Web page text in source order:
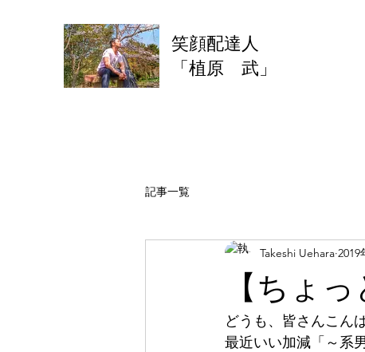
​笑顔配達人
「植原 武」
記事一覧
【ちょ
Takeshi Uehara 2019
どうも、皆さんこん
最近いい加減「～系